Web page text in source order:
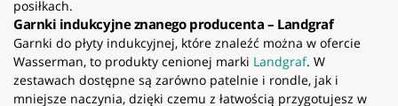
posiłkach.
Garnki indukcyjne znanego producenta – Landgraf
Garnki do płyty indukcyjnej, które znaleźć można w ofercie
Wasserman, to produkty cenionej marki Landgraf. W
zestawach dostępne są zarówno patelnie i rondle, jak i
mniejsze naczynia, dzięki czemu z łatwością przygotujesz w